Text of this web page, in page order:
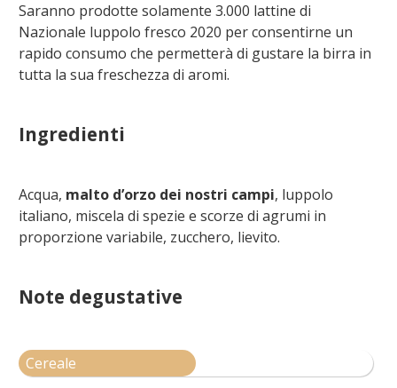
Saranno prodotte solamente 3.000 lattine di
Nazionale luppolo fresco 2020 per consentirne un
rapido consumo che permetterà di gustare la birra in
tutta la sua freschezza di aromi.
Ingredienti
Acqua, malto d’orzo dei nostri campi, luppolo
italiano, miscela di spezie e scorze di agrumi in
proporzione variabile, zucchero, lievito.
Note degustative
Cereale